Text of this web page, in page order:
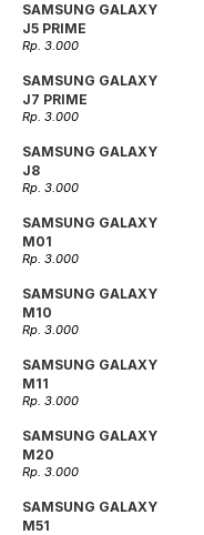
SAMSUNG GALAXY
J5 PRIME
Rp. 3.000
SAMSUNG GALAXY
J7 PRIME
Rp. 3.000
SAMSUNG GALAXY
J8
Rp. 3.000
SAMSUNG GALAXY
M01
Rp. 3.000
SAMSUNG GALAXY
M10
Rp. 3.000
SAMSUNG GALAXY
M11
Rp. 3.000
SAMSUNG GALAXY
M20
Rp. 3.000
SAMSUNG GALAXY
M51